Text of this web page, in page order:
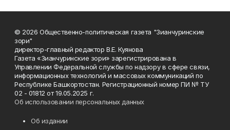
© 2026 Общественно-политическая газета "Зианчуринские
зори"
директор-главный редактор В.Е. Куянова
Газета «Зианчуринские зори» зарегистрирована в
Управлении Федеральной службы по надзору в сфере связи,
информационных технологий и массовых коммуникаций по
Республике Башкортостан. Регистрационный номер ПИ № ТУ
02 - 01812 от 19.05.2025 г.
Об использовании персональных данных
Об издании